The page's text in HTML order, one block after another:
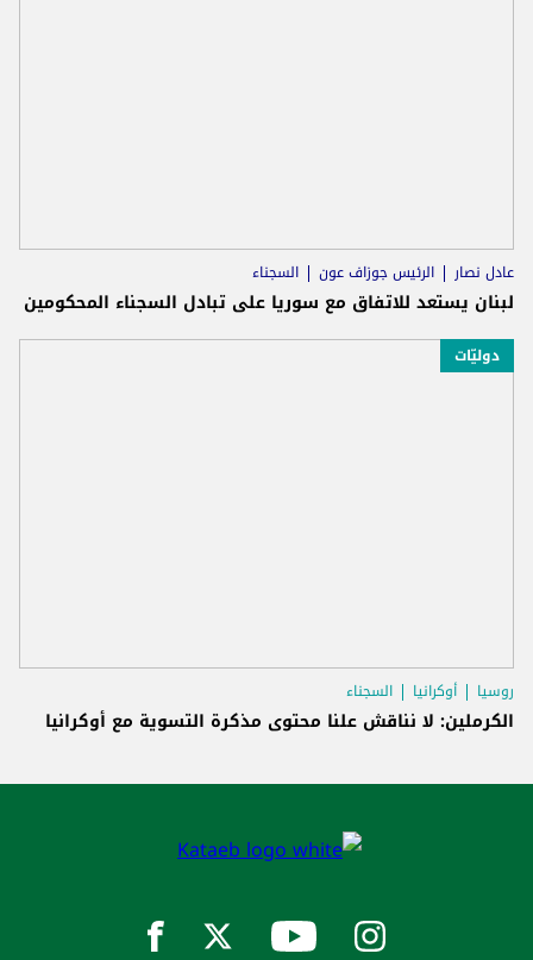
عادل نصار الرئيس جوزاف عون السجناء
لبنان يستعد للاتفاق مع سوريا على تبادل السجناء المحكومين
دوليّات
روسيا أوكرانيا السجناء
الكرملين: لا نناقش علنا محتوى مذكرة التسوية مع أوكرانيا